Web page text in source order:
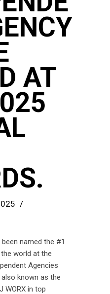
AT
named the #1
world at the
Agencies
known as the
WORX in top